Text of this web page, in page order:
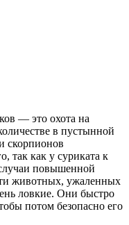
— это охота на
в пустынной
скорпионов
так как у суриката к
повышенной
животных, ужаленных
ловкие. Они быстро
потом безопасно его